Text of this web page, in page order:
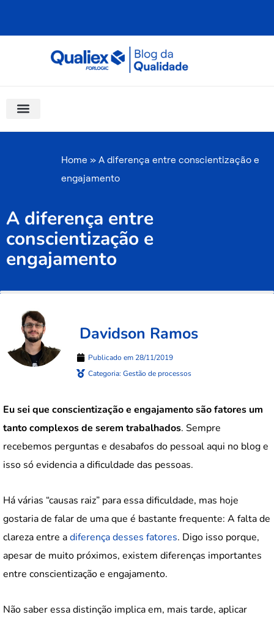
Home » A diferença entre conscientização e
engajamento
A diferença entre
conscientização e
engajamento
Davidson Ramos
Publicado em 28/11/2019
Categoria: Gestão de processos
Eu sei que conscientização e engajamento são fatores um
tanto complexos de serem trabalhados. Sempre
recebemos perguntas e desabafos do pessoal aqui no blog e
isso só evidencia a dificuldade das pessoas.
Há várias “causas raiz” para essa dificuldade, mas hoje
gostaria de falar de uma que é bastante frequente: A falta de
clareza entre adiferença desses fatores. Digo isso porque,
apesar de muito próximos, existem diferenças importantes
entre conscientização e engajamento.
Não saber essa distinção implica em, mais tarde, aplicar